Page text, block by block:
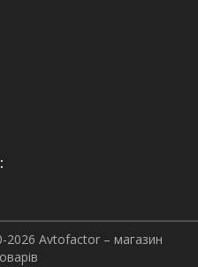
2026 Avtofactor – магазин